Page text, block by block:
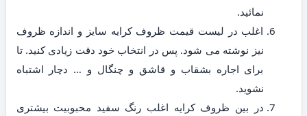
نمائید.
اغلب در لیست قیمت ظروف کرایه سایز و اندازه ظروف
نیز نوشته می شود. پس در انتخاب خود دقت زیادی کنید. تا
برای اجاره بشقاب و قاشق و چنگال و … دچار اشتباه
نشوید.
در بین ظروف کرایه اغلب رنگ سفید محبوبیت بیشتری